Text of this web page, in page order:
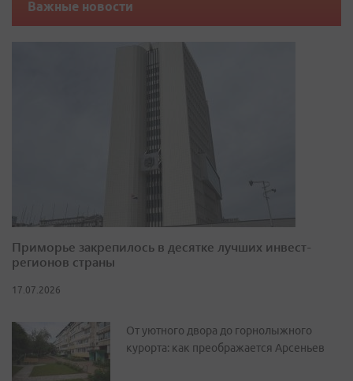
Важные новости
Приморье закрепилось в десятке лучших инвест-
регионов страны
17.07.2026
От уютного двора до горнолыжного
курорта: как преображается Арсеньев